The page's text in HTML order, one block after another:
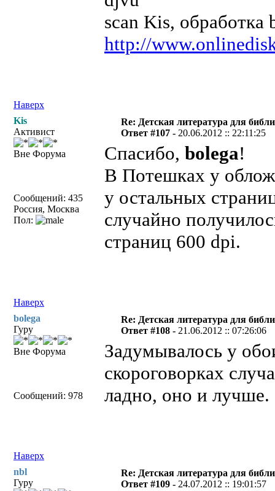
scan Kis, обработка
http://
Наверх
Kis
Активист
Вне Форума
Сообщений: 435
Россия, Москва
Пол:
Re: Детская литература для
Ответ #107 - 20.06.2012 :: 22:11:25
Спасибо, bolega!
В Потешках у
у остальных
случайно
страниц 600 dpi.
Наверх
bolega
Гуру
Вне Форума
Сообщений: 978
Re: Детская литература для
Ответ #108 - 21.06.2012 :: 07:26:06
Задумывалось у
скороговорках
ладно, оно и лучше.
Наверх
nbl
Гуру
Re: Детская литература для
Ответ #109 - 24.07.2012 :: 19:01:57